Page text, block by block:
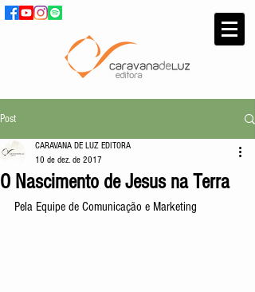
Post
O Nascimento de Jesus na Terra
CARAVANA DE LUZ EDITORA
10 de dez. de 2017
Pela Equipe de Comunicação e Marketing